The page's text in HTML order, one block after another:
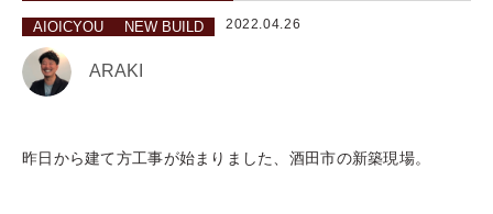
ARAKI
AIOICYOU NEW BUILD 2022.04.26
昨日から建て方工事が始まりました、酒田市の新築現場。